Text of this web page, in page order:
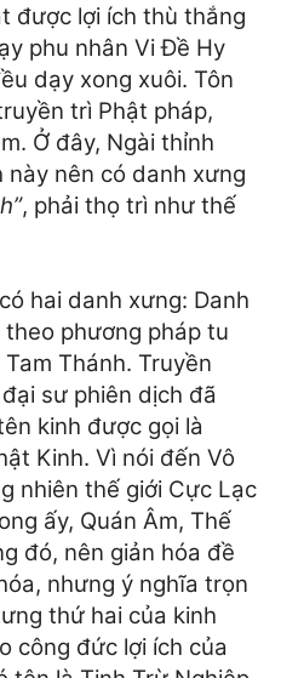
được lợi ích thù thắng
phu nhân Vi Đề Hy
dạy xong xuôi. Tôn
trì Phật pháp,
Ở đây, Ngài thỉnh
này nên có danh xưng
, phải thọ trì như thế
hai danh xưng: Danh
phương pháp tu
Thánh. Truyền
sư phiên dịch đã
kinh được gọi là
Kinh. Vì nói đến Vô
nhiên thế giới Cực Lạc
ấy, Quán Âm, Thế
đó, nên giản hóa đề
nhưng ý nghĩa trọn
thứ hai của kinh
công đức lợi ích của